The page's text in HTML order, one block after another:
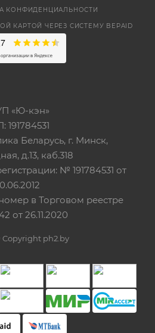
КОНФИДЕНЦИАЛЬНОСТИ
КАРТОЙ ЧЕРЕЗ СИСТЕМУ BEPAID
«Ю-кэн»
191784531
Беларусь, г. Минск,
д.13, каб.318
№ 191784531 от
в Торговом реестре
от 26.11.2020
Copyright ph2.by